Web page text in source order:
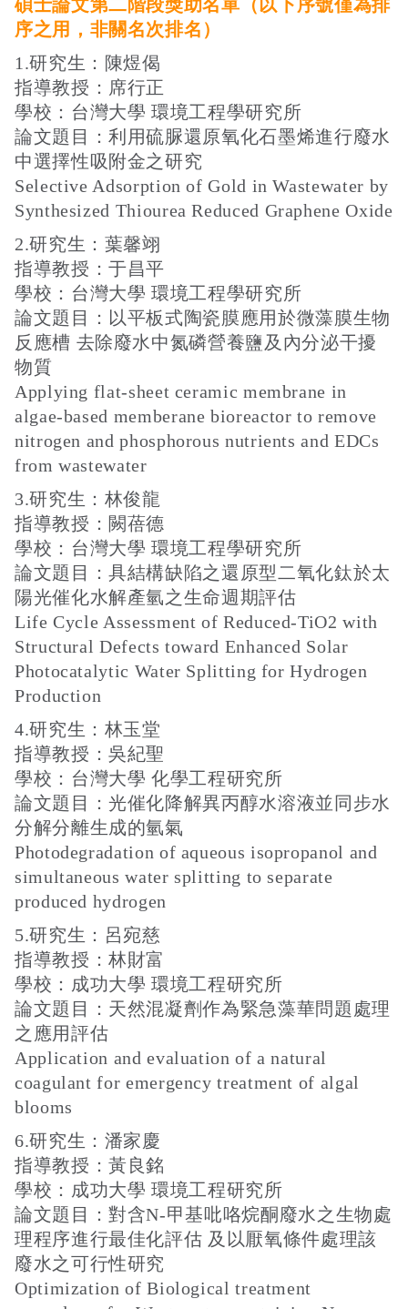
碩士論文第二階段獎助名單（以下序號僅為排
序之用，非關名次排名）
1.研究生：陳煜偈
指導教授：席行正
學校：台灣大學 環境工程學研究所
論文題目：利用硫脲還原氧化石墨烯進行廢水
中選擇性吸附金之研究
Selective Adsorption of Gold in Wastewater by
Synthesized Thiourea Reduced Graphene Oxide
2.研究生：葉馨翊
指導教授：于昌平
學校：台灣大學 環境工程學研究所
論文題目：以平板式陶瓷膜應用於微藻膜生物
反應槽 去除廢水中氮磷營養鹽及內分泌干擾
物質
Applying flat-sheet ceramic membrane in
algae-based memberane bioreactor to remove
nitrogen and phosphorous nutrients and EDCs
from wastewater
3.研究生：林俊龍
指導教授：闕蓓德
學校：台灣大學 環境工程學研究所
論文題目：具結構缺陷之還原型二氧化鈦於太
陽光催化水解產氫之生命週期評估
Life Cycle Assessment of Reduced-TiO2 with
Structural Defects toward Enhanced Solar
Photocatalytic Water Splitting for Hydrogen
Production
4.研究生：林玉堂
指導教授：吳紀聖
學校：台灣大學 化學工程研究所
論文題目：光催化降解異丙醇水溶液並同步水
分解分離生成的氫氣
Photodegradation of aqueous isopropanol and
simultaneous water splitting to separate
produced hydrogen
5.研究生：呂宛慈
指導教授：林財富
學校：成功大學 環境工程研究所
論文題目：天然混凝劑作為緊急藻華問題處理
之應用評估
Application and evaluation of a natural
coagulant for emergency treatment of algal
blooms
6.研究生：潘家慶
指導教授：黃良銘
學校：成功大學 環境工程研究所
論文題目：對含N-甲基吡咯烷酮廢水之生物處
理程序進行最佳化評估 及以厭氧條件處理該
廢水之可行性研究
Optimization of Biological treatment